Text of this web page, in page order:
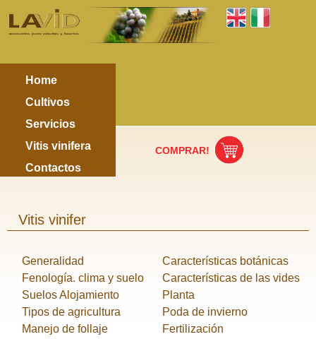
Home
Cultivos
Servicios
Vitis vinifera
Contactos
COMPRAR!
Vitis vinifer
Generalidad
Características botánicas
Fenología. clima y suelo
Características de las vides
Suelos Alojamiento
Planta
Tipos de agricultura
Poda de invierno
Manejo de follaje
Fertilización